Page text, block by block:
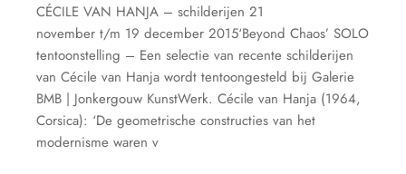
CÉCILE VAN HANJA – schilderijen 21
november t/m 19 december 2015‘Beyond Chaos’ SOLO
tentoonstelling – Een selectie van recente schilderijen
van Cécile van Hanja wordt tentoongesteld bij Galerie
BMB | Jonkergouw KunstWerk. Cécile van Hanja (1964,
Corsica): ‘De geometrische constructies van het
modernisme waren v